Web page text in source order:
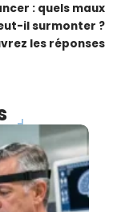
: quels maux
il surmonter ?
les réponses